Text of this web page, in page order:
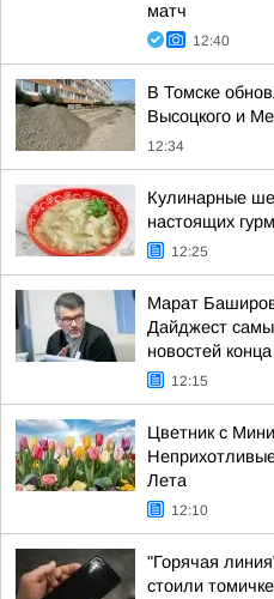
матч
12:40
В Томске
Высоцкого и
12:34
Кулинарные
настоящих
12:25
Марат
Дайджест
новостей
12:15
Цветник с
Лета
12:10
"Горячая
стоили